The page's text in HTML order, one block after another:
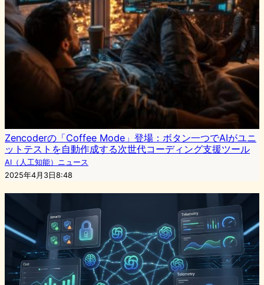
Zencoderの「Coffee Mode」登場：ボタン一つでAIがユニ
ットテストを自動作成する次世代コーディング支援ツール
AI（人工知能）ニュース
2025年4月3日8:48